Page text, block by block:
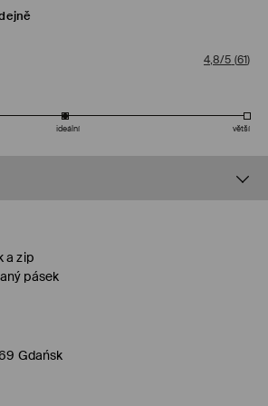
4,8/5 (61)
ideální větší
a zip
pásek
Gdańsk